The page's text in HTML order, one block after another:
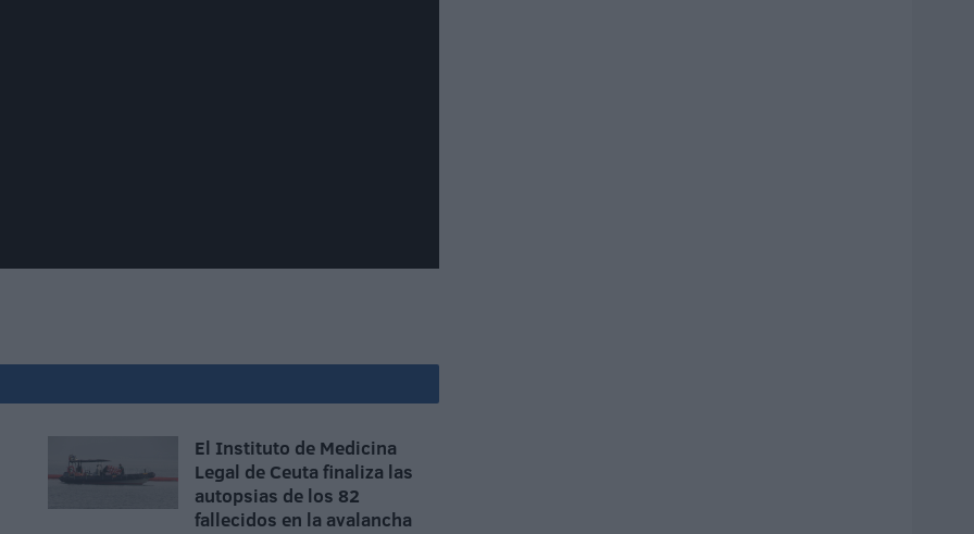
El Instituto de Medicina
Legal de Ceuta finaliza las
autopsias de los 82
fallecidos en la avalancha